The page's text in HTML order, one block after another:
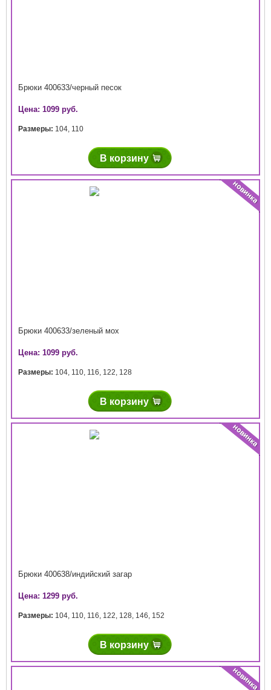
Брюки 400633/черный песок
Цена: 1099 руб.
Размеры: 104, 110
В корзину
Брюки 400633/зеленый мох
Цена: 1099 руб.
Размеры: 104, 110, 116, 122, 128
В корзину
Брюки 400638/индийский загар
Цена: 1299 руб.
Размеры: 104, 110, 116, 122, 128, 146, 152
В корзину